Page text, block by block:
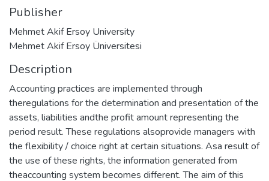
Publisher
Mehmet Akif Ersoy University
Mehmet Akif Ersoy Üniversitesi
Description
Accounting practices are implemented through
theregulations for the determination and presentation of the
assets, liabilities andthe profit amount representing the
period result. These regulations alsoprovide managers with
the flexibility / choice right at certain situations. Asa result of
the use of these rights, the information generated from
theaccounting system becomes different. The aim of this